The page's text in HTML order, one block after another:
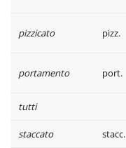
pizzicato pizz.
portamento port.
tutti
staccato stacc.